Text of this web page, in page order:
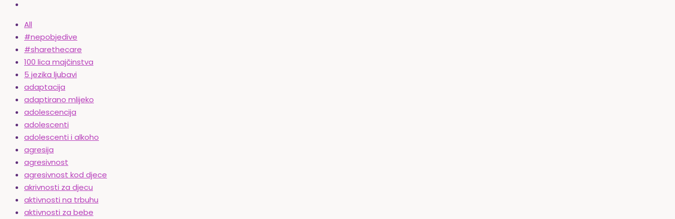
All
#nepobjedive
#sharethecare
100 lica majčinstva
5 jezika ljubavi
adaptacija
adaptirano mlijeko
adolescencija
adolescenti
adolescenti i alkoho
agresija
agresivnost
agresivnost kod djece
akrivnosti za djecu
aktivnosti na trbuhu
aktivnosti za bebe